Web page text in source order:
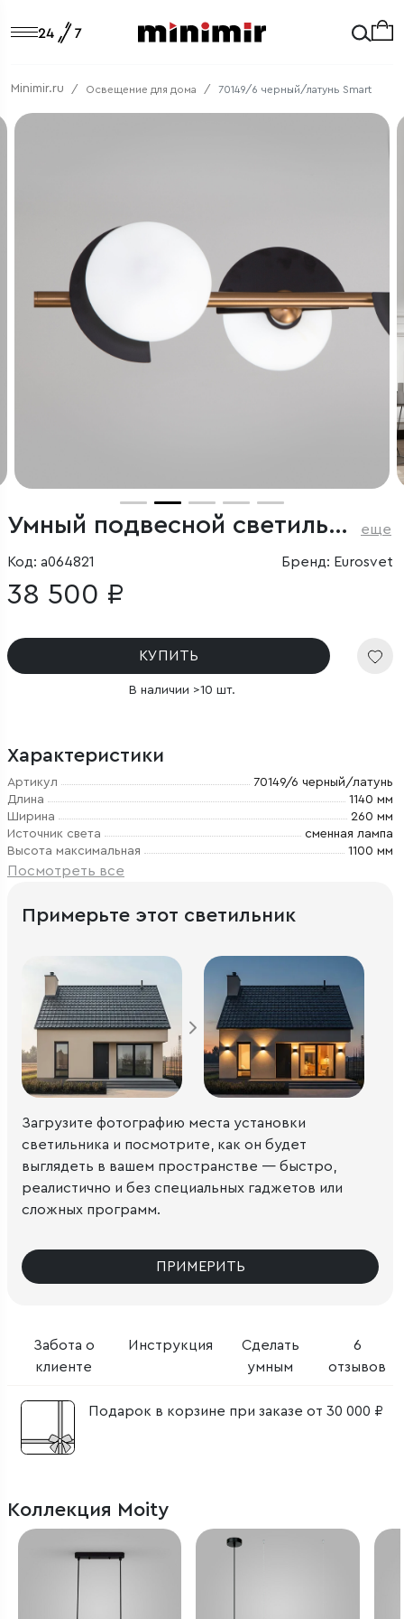
Minimir.ru Освещение для дома 70149/6 черный/латунь Smart
Умный подвесной светильник еще
Код: a064821 Бренд: Eurosvet
38 500 ₽
КУПИТЬ
В наличии >10 шт.
Характеристики
Артикул
70149/6 черный/латунь
Длина
1140 мм
Ширина
260 мм
Источник света
сменная лампа
Высота максимальная
1100 мм
Посмотреть все
Забота о
клиенте
Инструкция
Сделать
умным
6
отзывов
Подарок в корзине при заказе от 30 000 ₽
Примерьте этот светильник
Загрузите фотографию места установки
светильника и посмотрите, как он будет
выглядеть в вашем пространстве — быстро,
реалистично и без специальных гаджетов или
сложных программ.
ПРИМЕРИТЬ
Коллекция Moity